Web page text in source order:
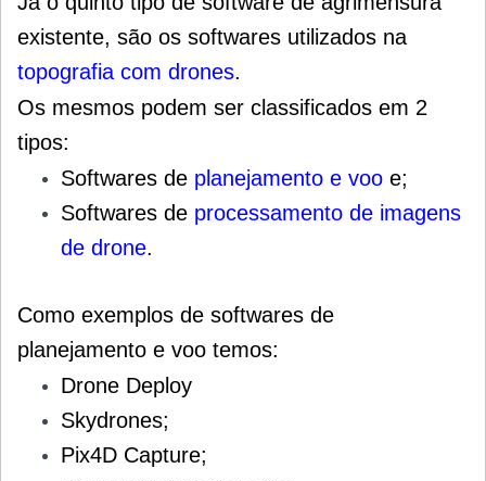
existente, são os softwares utilizados na
topografia com drones.
Os mesmos podem ser classificados em 2
tipos:
Softwares de planejamento e voo e;
Softwares de processamento de imagens
de drone.
Como exemplos de softwares de
planejamento e voo temos:
Drone Deploy
Skydrones;
Pix4D Capture;